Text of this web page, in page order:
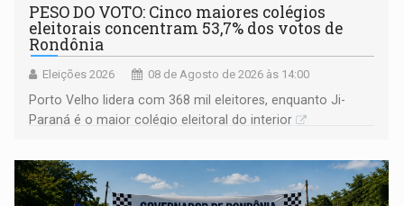
PESO DO VOTO: Cinco maiores colégios
eleitorais concentram 53,7% dos votos de
Rondônia
Eleições 2026 08 de Agosto de 2026 às 14:00
Porto Velho lidera com 368 mil eleitores, enquanto Ji-
Paraná é o maior colégio eleitoral do interior